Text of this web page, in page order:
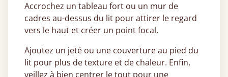
Accrochez un tableau fort ou un mur de
cadres au-dessus du lit pour attirer le regard
vers le haut et créer un point focal.
Ajoutez un jeté ou une couverture au pied du
lit pour plus de texture et de chaleur. Enfin,
veillez à bien centrer le tout pour une